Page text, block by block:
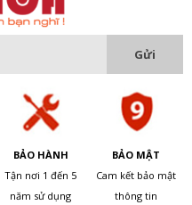
BẢO HÀNH
Tận nơi 1 đến 5
năm sử dụng
BẢO MẬT
Cam kết bảo mật
thông tin